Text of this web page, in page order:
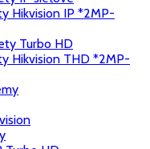
Hikvision IP *2MP-
Turbo HD
Hikvision THD *2MP-